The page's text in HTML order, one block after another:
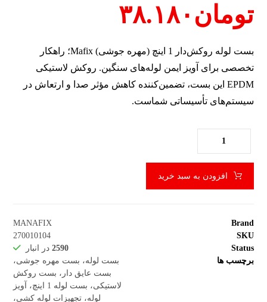
تومان ۳۸.۱۸۰
بست لوله روکش‌دار 1 اینچ (مهره جوشی) Mafix؛ راهکار
تخصصی برای آویز ایمن لوله‌های سنگین. روکش لاستیکی
EPDM این بست، تضمین‌کننده کاهش مؤثر صدا و ارتعاش در
سیستم‌های تأسیساتی شماست.
افزودن به سبد خرید
Brand
MANAFIX
SKU
270010104
Status
2590در انبار
برچسب ها
بست لوله، بست مهره جوشی،
بست عایق دار، بست روکش
لاستیکی، بست لوله 1 اینچ، آویز
لوله، تجهیزات لوله کشی،